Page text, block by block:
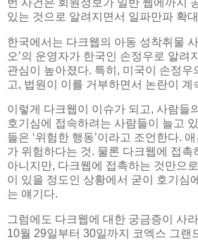
있는 것으로 알려지면서 일파만파 확
한국에서는 다크웹의 아동 성착취물
오’의 운영자가 한국인 손정우로 알려
관심이 높아졌다. 특히, 미국이 손정우
고, 법원이 이를 거부하면서 논란이 계
이렇게 다크웹이 이슈가 되고, 사람들
호기심에 접속하려는 사람들이 늘고
들은 ‘위험한 행동’이라고 조언한다.
가 위험하다는 것. 물론 다크웹에 접촉
아니지만, 다크웹에 접촉하는 것만으
이 있을 정도인 상황에서 굳이 호기심
는 얘기다.
그럼에도 다크웹에 대한 궁금증이 사
10월 29일부터 30일까지 코엑스 그랜